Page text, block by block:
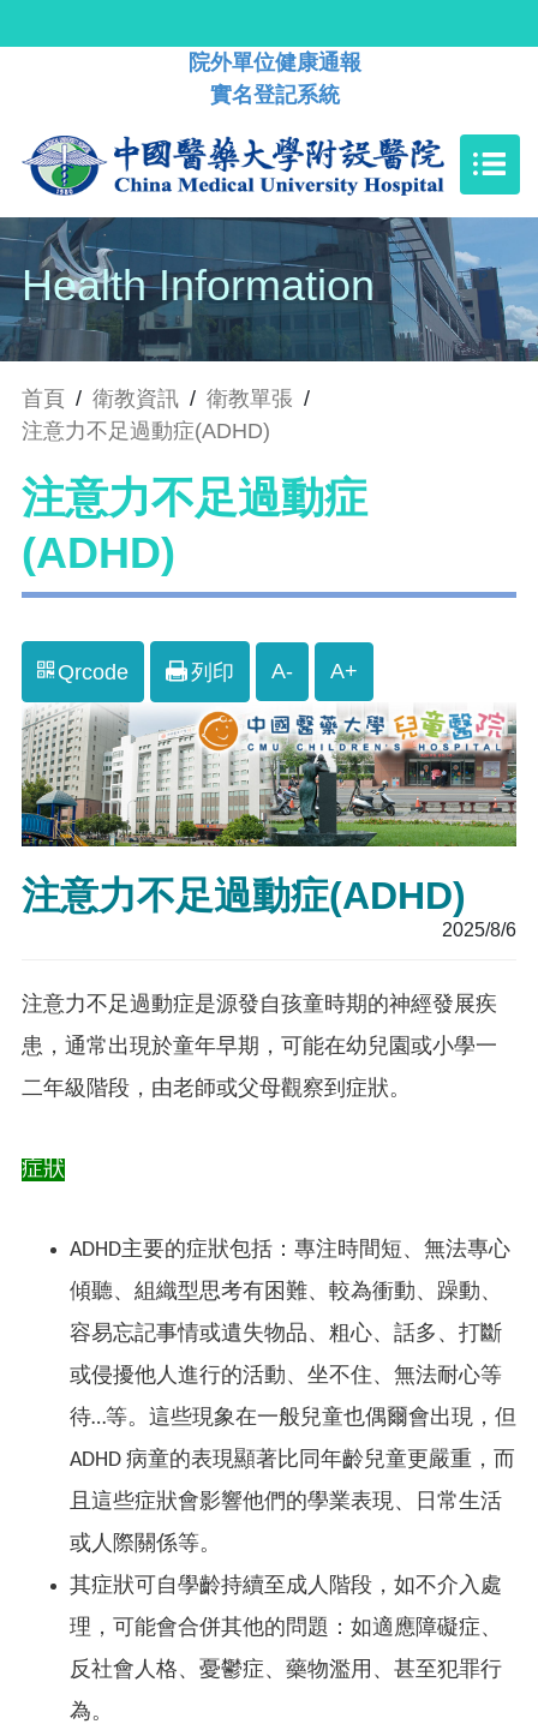
院外單位健康通報
實名登記系統
Health Information
首頁 / 衛教資訊 / 衛教單張 /
注意力不足過動症(ADHD)
注意力不足過動症
(ADHD)
Qrcode 列印 A- A+
注意力不足過動症(ADHD)
2025/8/6
注意力不足過動症是源發自孩童時期的神經發展疾
患，通常出現於童年早期，可能在幼兒園或小學一
二年級階段，由老師或父母觀察到症狀。
症狀
ADHD主要的症狀包括：專注時間短、無法專心
傾聽、組織型思考有困難、較為衝動、躁動、
容易忘記事情或遺失物品、粗心、話多、打斷
或侵擾他人進行的活動、坐不住、無法耐心等
待…等。這些現象在一般兒童也偶爾會出現，但
ADHD 病童的表現顯著比同年齡兒童更嚴重，而
且這些症狀會影響他們的學業表現、日常生活
或人際關係等。
其症狀可自學齡持續至成人階段，如不介入處
理，可能會合併其他的問題：如適應障礙症、
反社會人格、憂鬱症、藥物濫用、甚至犯罪行
為。